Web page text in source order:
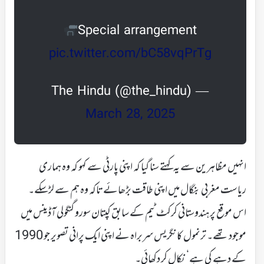
Special arrangement
pic.twitter.com/bC58vqPrTg
— The Hindu (@the_hindu)
March 28, 2025
انہیں مظاہرین سے یہ کہتے سنا گیا کہ اپنی پارٹی سے کہو کہ وہ ہماری
ریاست مغربی بنگال میں اپنی طاقت بڑھائے تاکہ وہ ہم سے لڑسکے۔
اس موقع پر ہندوستانی کرکٹ ٹیم کے سابق کپتان سورو گنگولی آڈینس میں
موجود تھے۔ ترنمول کانگریس سربراہ نے اپنی ایک پرانی تصویر جو 1990